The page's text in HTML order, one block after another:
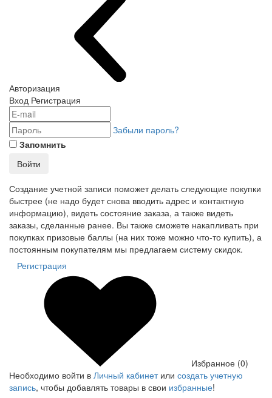
Авторизация
Вход Регистрация
Забыли пароль?
Запомнить
Войти
Создание учетной записи поможет делать следующие покупки
быстрее (не надо будет снова вводить адрес и контактную
информацию), видеть состояние заказа, а также видеть
заказы, сделанные ранее. Вы также сможете накапливать при
покупках призовые баллы (на них тоже можно что-то купить), а
постоянным покупателям мы предлагаем систему скидок.
Регистрация
Избранное (0)
Необходимо войти в Личный кабинетили создать учетную
запись, чтобы добавлять товары в свои избранные!